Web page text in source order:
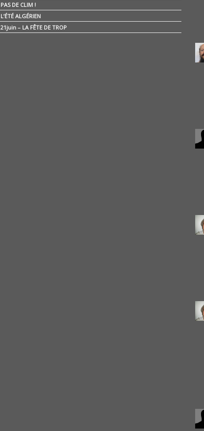
PAS DE CLIM !
L’ÉTÉ ALGÉRIEN
21juin – LA FÊTE DE TROP